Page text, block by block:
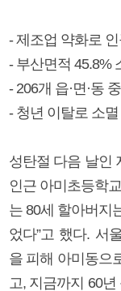
- 제조업 약화로
- 부산면적 45.8%
- 206개 읍·면·동
- 청년 이탈로 소
성탄절 다음 날인
인근 아미초등학
는 80세 할아버지
었다”고 했다. 서
을 피해 아미동으
고, 지금까지 60